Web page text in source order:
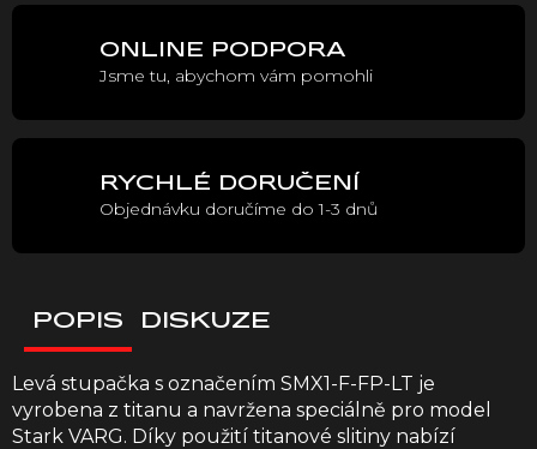
ONLINE PODPORA
Jsme tu, abychom vám pomohli
RYCHLÉ DORUČENÍ
Objednávku doručíme do 1-3 dnů
POPIS DISKUZE
Levá stupačka s označením SMX1-F-FP-LT je
vyrobena z titanu a navržena speciálně pro model
Stark VARG. Díky použití titanové slitiny nabízí